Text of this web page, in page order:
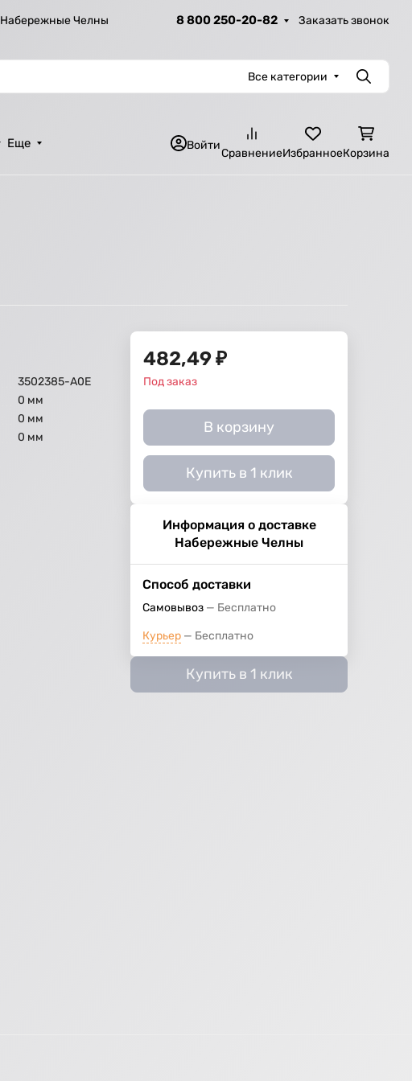
Набережные Челны 8 800 250-20-82 Заказать звонок
Все категории Поиск
Еще Войти
СравнениеИзбранноеКорзина
3502385-А0Е
0 мм
0 мм
0 мм
482,49₽
Под заказ
В корзину
Купить в 1 клик
Информация о доставке
Набережные Челны
Способ доставки
Самовывоз Бесплатно
Курьер Бесплатно
Купить в 1 клик